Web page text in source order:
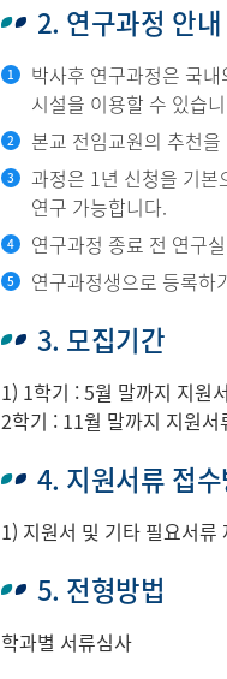
2. 연구과정 안내
박사후 연구과정은 국
시설을 이용할 수 있습
본교 전임교원의 추천
과정은 1년 신청을 기
연구 가능합니다.
연구과정 종료 전 연구
연구과정생으로 등록하
3. 모집기간
1) 1학기 : 5월 말까지 지원
2학기 : 11월 말까지 지원
4. 지원서류 접수
1) 지원서 및 기타 필요서
5. 전형방법
학과별 서류심사